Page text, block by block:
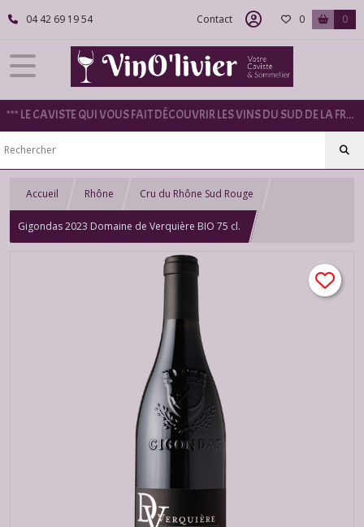
04 42 69 19 54 Contact 0 0
*** LE CAVISTE QUI VOUS FAIT DÉCOUVRIR LES VINS DU SUD DE LA FRANCE ***
Accueil Rhône Cru du Rhône Sud Rouge
Gigondas 2023 Domaine de Verquière BIO 75 cl.